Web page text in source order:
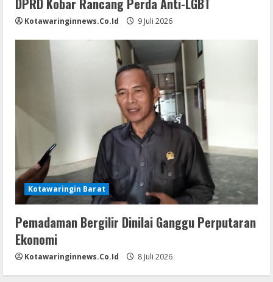
Kotawaringinnews.co.id 9 Juli 2026
Kotawaringin Barat
Pemadaman Bergilir Dinilai Ganggu Perputaran
Ekonomi
Kotawaringinnews.co.id 8 Juli 2026